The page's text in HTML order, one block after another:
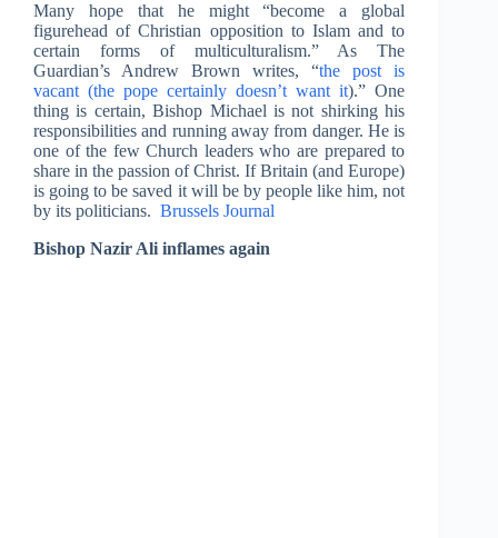
Many hope that he might “become a global
figurehead of Christian opposition to Islam and to
certain forms of multiculturalism.” As The
Guardian’s Andrew Brown writes, “the post is
vacant (the pope certainly doesn’t want it).” One
thing is certain, Bishop Michael is not shirking his
responsibilities and running away from danger. He is
one of the few Church leaders who are prepared to
share in the passion of Christ. If Britain (and Europe)
is going to be saved it will be by people like him, not
by its politicians. Brussels Journal
Bishop Nazir Ali inflames again